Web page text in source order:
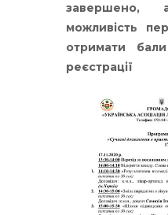
можливість
отримати
реєстрації